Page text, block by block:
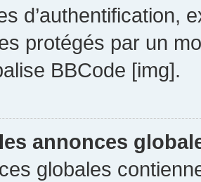
d’authentification,
protégés par un
BBCode [img].
annonces
globales